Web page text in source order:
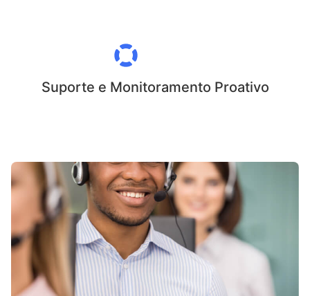
Suporte e Monitoramento Proativo